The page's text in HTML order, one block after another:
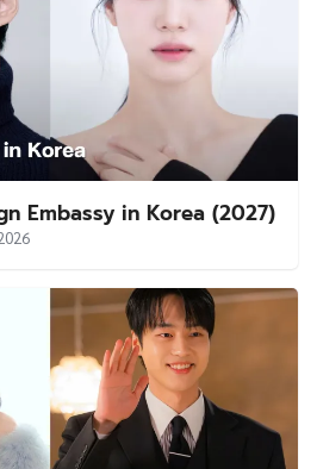
Embassy in Korea (2027)